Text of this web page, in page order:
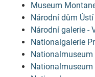
Museum
Národní dům
Národní galerie -
Nationalgalerie
Nationalmuseum
Nationalmuseum